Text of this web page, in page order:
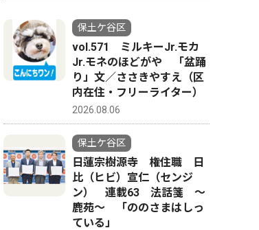
ク伝えたい 18日、横浜駅近
くで催し
保土ケ谷区
vol.571 ミルキーJr.モカ
Jr.モネのほどがや 「盆踊
り」文／ささきやすえ（区
内在住・フリーライター）
2026.08.06
保土ケ谷区
日蓮宗樹源寺 権住職 日
比（ヒビ）宣仁（センジ
ン） 連載63 法話箋 〜
鹿苑〜 「ののさまはしっ
ている」